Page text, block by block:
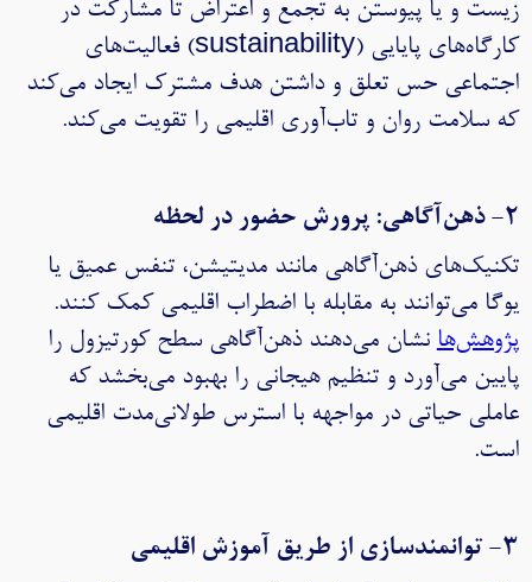
زیست و یا پیوستن به تجمع و اعتراض تا مشارکت در
کارگاه‌های پایایی (sustainability) فعالیت‌های
اجتماعی حس تعلق و داشتن هدف مشترک ایجاد می‌کند
که سلامت روان و تاب‌آوری اقلیمی را تقویت می‌کند.
۲- ذهن‌آگاهی: پرورش حضور در لحظه
تکنیک‌های ذهن‌آگاهی مانند مدیتیشن، تنفس عمیق یا
یوگا می‌توانند به مقابله با اضطراب اقلیمی کمک کنند.
پژوهش‌هانشان می‌دهند ذهن‌آگاهی سطح کورتیزول را
پایین می‌آورد و تنظیم هیجانی را بهبود می‌بخشد که
عاملی حیاتی در مواجهه با استرس طولانی‌مدت اقلیمی
است.
۳- توانمندسازی از طریق آموزش اقلیمی